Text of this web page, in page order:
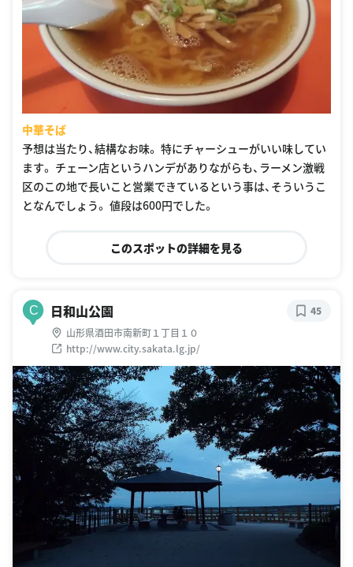
中華そば
予想は当たり、結構なお味。 特にチャーシューがいい味してい
ます。 チェーン店というハンデがありながらも、ラーメン激戦
区のこの地で長いこと営業できているという事は、そういうこ
となんでしょう。 値段は600円でした。
このスポットの詳細を見る
C 日和山公園
山形県酒田市南新町１丁目１０
http://www.city.sakata.lg.jp/
45